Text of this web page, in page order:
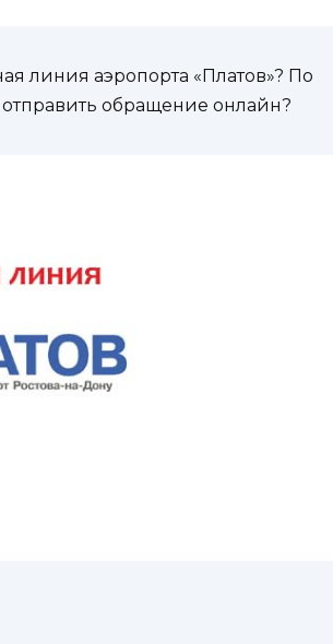
линия аэропорта «Платов»? По
обращение онлайн?